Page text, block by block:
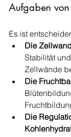
Aufgaben
Es ist
Die
Stabilität
Zellwände
Die
Die